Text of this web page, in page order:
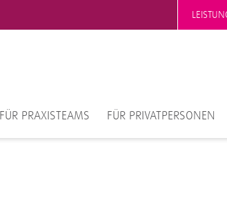
FÜR PRAXISTEAMS FÜR PRIVATPERSONEN